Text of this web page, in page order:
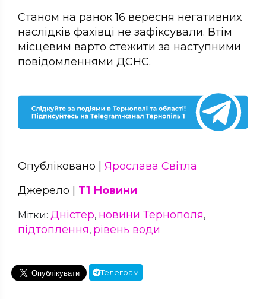
Станом на ранок 16 вересня негативних
наслідків фахівці не зафіксували. Втім
місцевим варто стежити за наступними
повідомленнями ДСНС.
Опубліковано | Ярослава Світла
Джерело | Т1 Новини
Мітки: Дністер, новини Тернополя,
підтоплення, рівень води
Телеграм